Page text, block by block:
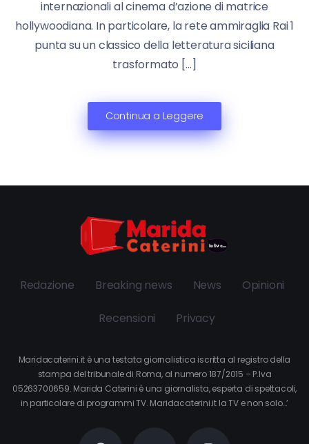
internazionali al cinema d’azione di matrice
hollywoodiana. In particolare, la rete ammiraglia Rai 1
punta su un classico della letteratura siciliana
trasformato […]
Continua a Leggere
Redazione Breaking news News Opinioni
Recensioni Privacy
Maridacaterini.it è una testata giornalistica iscritta al registro della
stampa del tribunale di Roma, al numero 187/2015 – P.Iva
05263700659. Marida Caterini è una giornalista, esperta di spettacoli,
in particolare di programmi TV. Maridacaterini.it la TV e non solo…’